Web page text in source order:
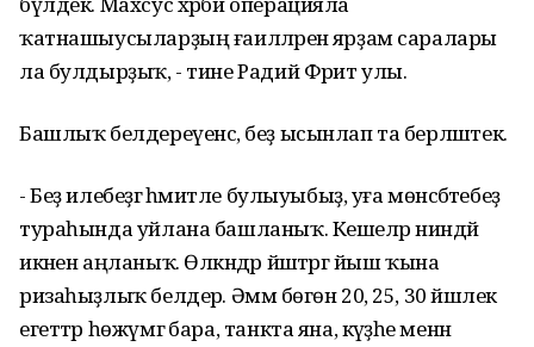
ҡатнашыусыларҙың ғаиләләренә ярҙам саралары
ла булдырҙыҡ, - тине Радий Фәрит улы.
Башлыҡ белдереүенсә, беҙ ысынлап та берләштек.
- Беҙ илебеҙгә әһәмиәтле булыуыбыҙ, уға мөнәсәбәтебеҙ
тураһында уйлана башланыҡ. Кешеләр ниндәй
икәнен аңланыҡ. Өлкәндәр йәштәргә йыш ҡына
ризаһыҙлыҡ белдерә. Әммә бөгөн 20, 25, 30 йәшлек
егеттәр һөжүмгә бара, танкта яна, кәүҙәһе менән